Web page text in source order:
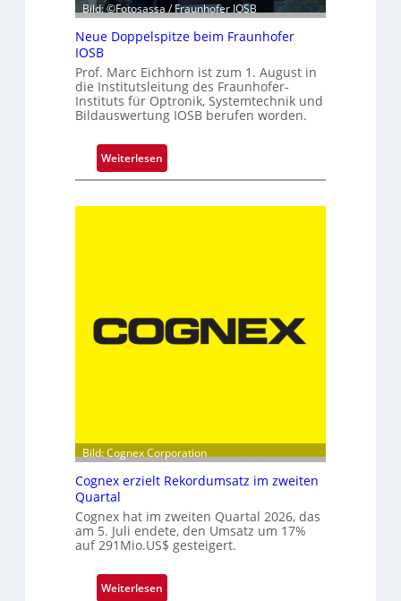
t
e
a
m
e
a
t
c
Bild: ©Fotosassa / Fraunhofer IOSB
Neue Doppelspitze beim Fraunhofer
IOSB
Prof. Marc Eichhorn ist zum 1. August in
die Institutsleitung des Fraunhofer-
Instituts für Optronik, Systemtechnik und
Bildauswertung IOSB berufen worden.
Weiterlesen
N
e
l
e
b
i
m
F
r
Bild: Cognex Corporation
Cognex erzielt Rekordumsatz im zweiten
Quartal
Cognex hat im zweiten Quartal 2026, das
am 5. Juli endete, den Umsatz um 17%
auf 291Mio.US$ gesteigert.
Weiterlesen